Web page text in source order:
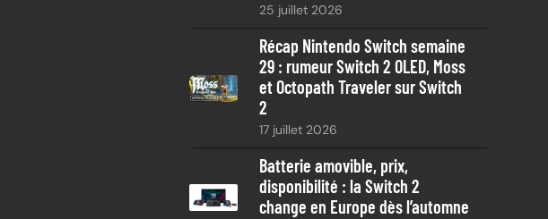
25 juillet 2026
Récap Nintendo Switch semaine
29 : rumeur Switch 2 OLED, Moss
et Octopath Traveler sur Switch
2
17 juillet 2026
Batterie amovible, prix,
disponibilité : la Switch 2
change en Europe dès l’automne